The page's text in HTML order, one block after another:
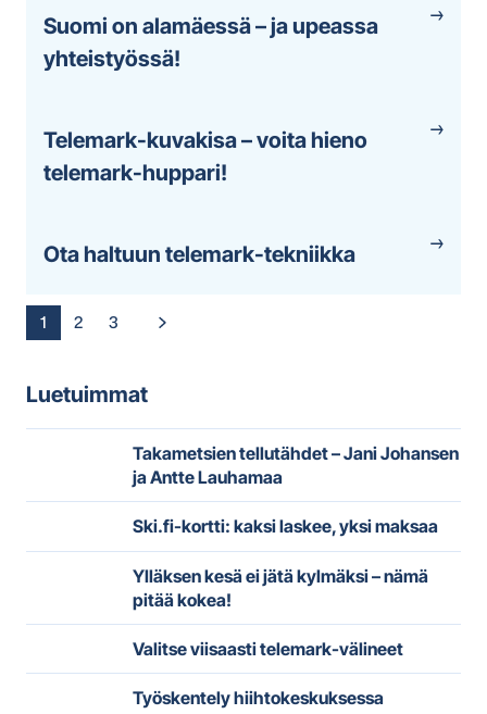
Suomi on alamäessä – ja upeassa
yhteistyössä!
Telemark-kuvakisa – voita hieno
telemark-huppari!
Ota haltuun telemark-tekniikka
Artikkelien
1 2 3
Luetuimmat
Takametsien tellutähdet – Jani Johansen
ja Antte Lauhamaa
Ski.fi-kortti: kaksi laskee, yksi maksaa
Ylläksen kesä ei jätä kylmäksi – nämä
pitää kokea!
Valitse viisaasti telemark-välineet
Työskentely hiihtokeskuksessa